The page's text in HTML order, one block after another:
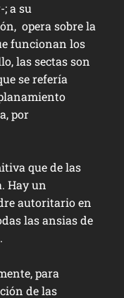
a su
opera sobre la
funcionan los
las sectas son
se refería
por
que de las
Hay un
autoritario en
las ansias de
para
de las